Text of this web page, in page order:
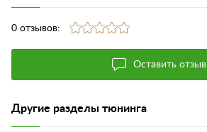
0 отзывов:
Оставить отзыв
Другие разделы тюнинга